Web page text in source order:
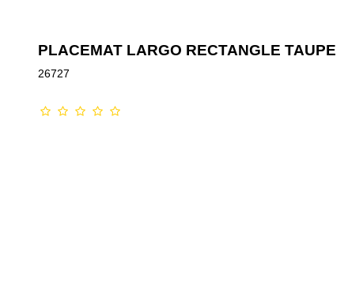
PLACEMAT LARGO RECTANGLE TAUPE
26727